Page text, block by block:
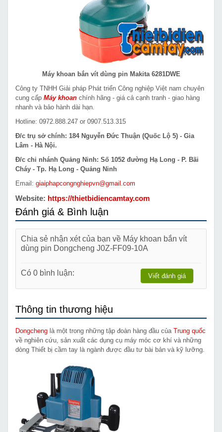
Máy khoan bắn vít dùng pin Makita 6281DWE
Công ty TNHH Giải pháp Phát triển Công nghiệp Việt nam chuyên
cung cấp Máy khoan chính hãng - giá cả cạnh tranh - giao hàng
nhanh và bảo hành dài hạn.
Hotline: 0972.888.247 or 0907.513.315
Đ/c trụ sở chính: 184 Nguyễn Đức Thuận (Quốc Lộ 5) - Gia
Lâm - Hà Nội.
Đ/c chi nhánh Quảng Ninh: Số 1052 đường Hạ Long - P. Bãi
Cháy - Tp. Hạ Long - Quảng Ninh
Email: giaiphapcongnghiepvn@gmail.com
Website: https://thietbidiencamtay.com
Đánh giá & Bình luận
Chia sẻ nhận xét của bạn về Máy khoan bắn vít
dùng pin Dongcheng J0Z-FF09-10A
Có 0 bình luận: Viết đánh giá
Thông tin thương hiệu
Dongcheng là một trong những tập đoàn hàng đầu của Trung quốc
về nghiên cứu, sản xuất các dụng cụ máy móc cơ khí và những
dòng Thiết bị cầm tay là ngành được đầu tư bài bản và kỹ lưỡng.